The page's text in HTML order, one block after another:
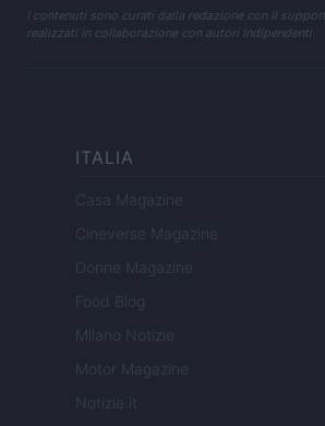
I contenuti sono curati dalla redazione con il
realizzati in collaborazione con autori indipendenti.
ITALIA
Casa Magazine
Cineverse Magazine
Donne Magazine
Food Blog
Milano Notizie
Motor Magazine
Notizie.it